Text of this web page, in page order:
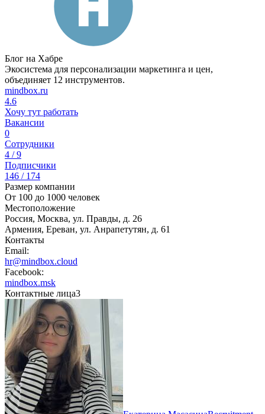
Блог на Хабре
Экосистема для персонализации маркетинга и цен,
объединяет 12 инструментов.
mindbox.ru
4.6
Хочу тут работать
Вакансии
0
Сотрудники
4 / 9
Подписчики
146 / 174
Размер компании
От 100 до 1000 человек
Местоположение
Россия, Москва, ул. Правды, д. 26
Армения, Ереван, ул. Анрапетутян, д. 61
Контакты
Email:
hr@mindbox.cloud
Facebook:
mindbox.msk
Контактные лица3